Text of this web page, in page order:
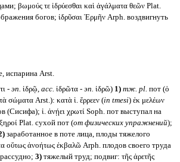
βωμούς τε ἱδρύεσθαι καὶ ἀγάλματα θεῶν Plat.
богов; ἱδρῦσαι Ἑρμῆν Arph. воздвигнуть
испарина Arst.
- эп. ἱδρῷ, acc. ἱδρῶτα - эп. ἱδρῶ) 1) тж. pl. пот (ὁ
τὰ σώματα Arst.): κατὰ ἱ. ἔρρεεν (in tmesi) ἐκ μελέων
(Сисифа); ἱ. ἀνῄει χρωτί Soph. пот выступал на
Plat. сухой пот (от физических упражнений);
заработанное в поте лица, плоды тяжелого
οὕτως ἀνοήτως ἐκβαλῶ Arph. плодов своего труда
3)тяжелый труд; подвиг: τῆς ἀρετῆς